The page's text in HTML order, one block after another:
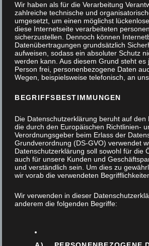
27. Mai 2019
Tags
Alle
Außenanlage
Badmöbel
Einbruchschutz
Wir haben als für die Verarbeitung
zahlreiche technische und
umgesetzt, um einen möglichst
diese Internetseite verarbeiteten
sicherzustellen. Dennoch können
Datenübertragungen grundsätzlich
aufweisen, sodass ein absoluter Schutz
werden kann. Aus diesem Grund steht es
Person frei, personenbezogene Daten
Wegen, beispielsweise telefonisch, an
BEGRIFFSBESTIMMUNGEN
Die Datenschutzerklärung beruht auf den
die durch den Europäischen Richtlinien-
Verordnungsgeber beim Erlass der
Grundverordnung (DS-GVO) verwendet
Datenschutzerklärung soll sowohl für die
auch für unsere Kunden und
und verständlich sein. Um dies zu
wir vorab die verwendeten
Wir verwenden in dieser
anderem die folgenden Begriffe: